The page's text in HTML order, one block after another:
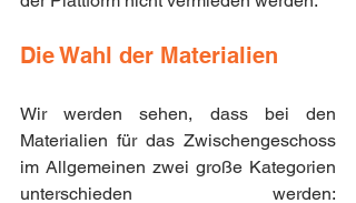
Die Wahl der Materialien
Wir werden sehen, dass bei den
Materialien für das Zwischengeschoss
im Allgemeinen zwei große Kategorien
unterschieden werden: